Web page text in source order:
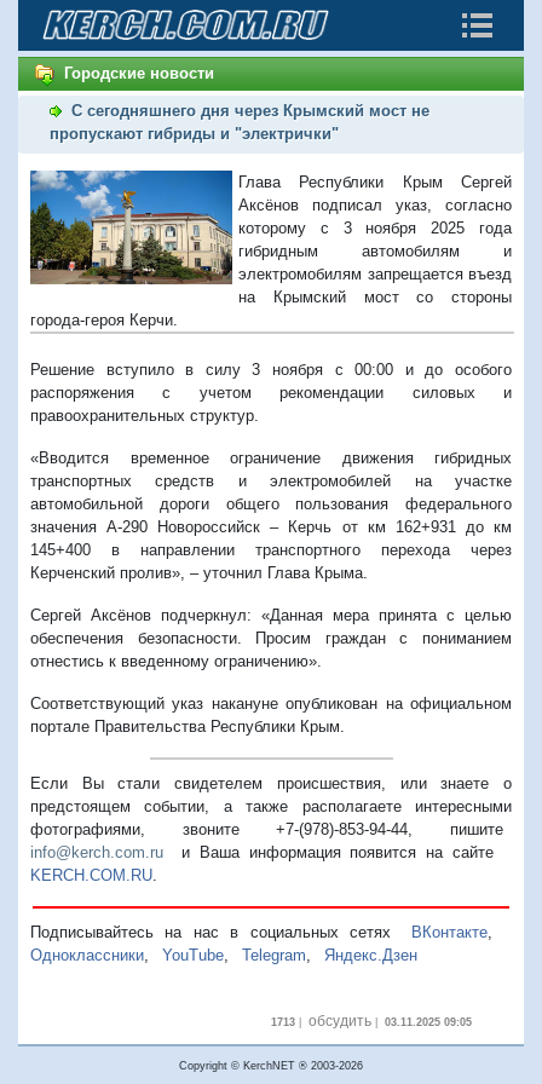
Городские новости
С сегодняшнего дня через Крымский мост не
пропускают гибриды и "электрички"
Глава Республики Крым Сергей
Аксёнов подписал указ, согласно
которому с 3 ноября 2025 года
гибридным автомобилям и
электромобилям запрещается въезд
на Крымский мост со стороны
города-героя Керчи.
Решение вступило в силу 3 ноября с 00:00 и до особого
распоряжения с учетом рекомендации силовых и
правоохранительных структур.
«Вводится временное ограничение движения гибридных
транспортных средств и электромобилей на участке
автомобильной дороги общего пользования федерального
значения А-290 Новороссийск – Керчь от км 162+931 до км
145+400 в направлении транспортного перехода через
Керченский пролив», – уточнил Глава Крыма.
Сергей Аксёнов подчеркнул: «Данная мера принята с целью
обеспечения безопасности. Просим граждан с пониманием
отнестись к введенному ограничению».
Соответствующий указ накануне опубликован на официальном
портале Правительства Республики Крым.
Если Вы стали свидетелем происшествия, или знаете о
предстоящем событии, а также располагаете интересными
фотографиями, звоните +7-(978)-853-94-44, пишите
info@kerch.com.ru и Ваша информация появится на сайте
KERCH.COM.RU
Подписывайтесь на нас в социальных сетях ВКонтакте,
Одноклассники
YouTube Telegram Яндекс.Дзен
1713| обсудить| 03.11.2025 09:05
Copyright © KerchNET ® 2003-2026